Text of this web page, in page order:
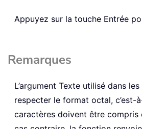
Appuyez sur la touche Entrée
Remarques
L’argument Texte utilisé dans
respecter le format octal, c’est-
caractères doivent être compris